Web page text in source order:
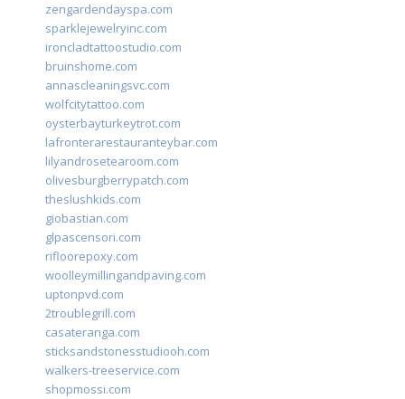
zengardendayspa.com
sparklejewelryinc.com
ironcladtattoostudio.com
bruinshome.com
annascleaningsvc.com
wolfcitytattoo.com
oysterbayturkeytrot.com
lafronterarestauranteybar.com
lilyandrosetearoom.com
olivesburgberrypatch.com
theslushkids.com
giobastian.com
glpascensori.com
rifloorepoxy.com
woolleymillingandpaving.com
uptonpvd.com
2troublegrill.com
casateranga.com
sticksandstonesstudiooh.com
walkers-treeservice.com
shopmossi.com